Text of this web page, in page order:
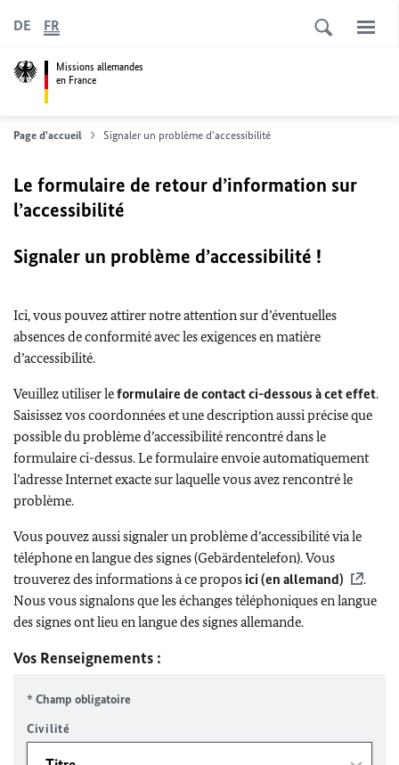
Missions allemandes
en France
DE FR
Page d'accueil Signaler un problème d'accessibilité
Le formulaire de retour d’information sur
l’accessibilité
Signaler un problème d’accessibilité !
Ici, vous pouvez attirer notre attention sur d’éventuelles
absences de conformité avec les exigences en matière
d’accessibilité.
Veuillez utiliser leformulaire de contact ci-dessous à cet effet.
Saisissez vos coordonnées et une description aussi précise que
possible du problème d’accessibilité rencontré dans le
formulaire ci-dessus. Le formulaire envoie automatiquement
l’adresse Internet exacte sur laquelle vous avez rencontré le
problème.
Vous pouvez aussi signaler un problème d’accessibilité via le
téléphone en langue des signes (Gebärdentelefon). Vous
trouverez des informations à ce propos ici (en allemand)
.
Nous vous signalons que les échanges téléphoniques en langue
des signes ont lieu en langue des signes allemande.
Vos Renseignements :
* Champ obligatoire
Civilité